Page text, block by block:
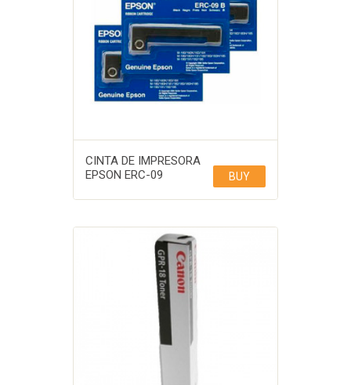
CINTA DE IMPRESORA
EPSON ERC-09
BUY